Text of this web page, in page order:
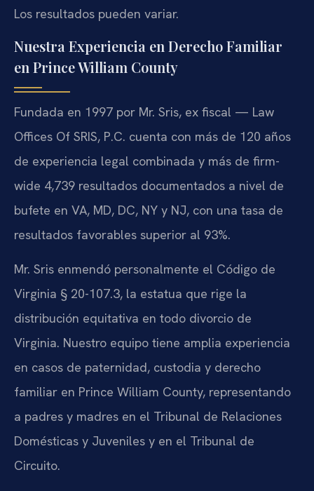
Los resultados pueden variar.
Nuestra Experiencia en Derecho Familiar
en Prince William County
Fundada en 1997 por Mr. Sris, ex fiscal — Law
Offices Of SRIS, P.C. cuenta con más de 120 años
de experiencia legal combinada y más de firm-
wide 4,739 resultados documentados a nivel de
bufete en VA, MD, DC, NY y NJ, con una tasa de
resultados favorables superior al 93%.
Mr. Sris enmendó personalmente el Código de
Virginia § 20-107.3, la estatua que rige la
distribución equitativa en todo divorcio de
Virginia. Nuestro equipo tiene amplia experiencia
en casos de paternidad, custodia y derecho
familiar en Prince William County, representando
a padres y madres en el Tribunal de Relaciones
Domésticas y Juveniles y en el Tribunal de
Circuito.